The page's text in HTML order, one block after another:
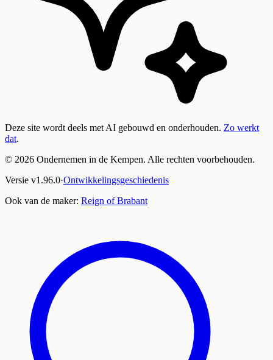
Deze site wordt deels met AI gebouwd en onderhouden. Zo werkt
dat.
© 2026 Ondernemen in de Kempen. Alle rechten voorbehouden.
Versie v1.96.0·Ontwikkelingsgeschiedenis
Ook van de maker: Reign of Brabant